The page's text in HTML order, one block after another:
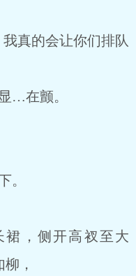
真的会让你们排队
…在颤。
。
，侧开高衩至大
，